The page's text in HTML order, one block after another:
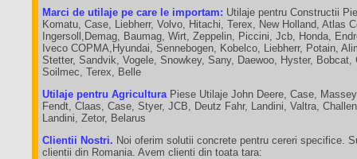
Marci de utilaje pe care le importam: Utilaje pentru Constructii
Komatu, Case, Liebherr, Volvo, Hitachi, Terex, New Holland, Atlas
Ingersoll,Demag, Baumag, Wirt, Zeppelin, Piccini, Jcb, Honda,
Iveco COPMA,Hyundai, Sennebogen, Kobelco, Liebherr, Potain,
Stetter, Sandvik, Vogele, Snowkey, Sany, Daewoo, Hyster, Bobcat,
Soilmec, Terex, Belle
Utilaje pentru Agricultura Piese Utilaje John Deere, Case,
Fendt, Claas, Case, Styer, JCB, Deutz Fahr, Landini, Valtra,
Landini, Zetor, Belarus
Clientii Nostri. Noi oferim solutii concrete pentru cereri specifice.
clientii din Romania. Avem clienti din toata tara: